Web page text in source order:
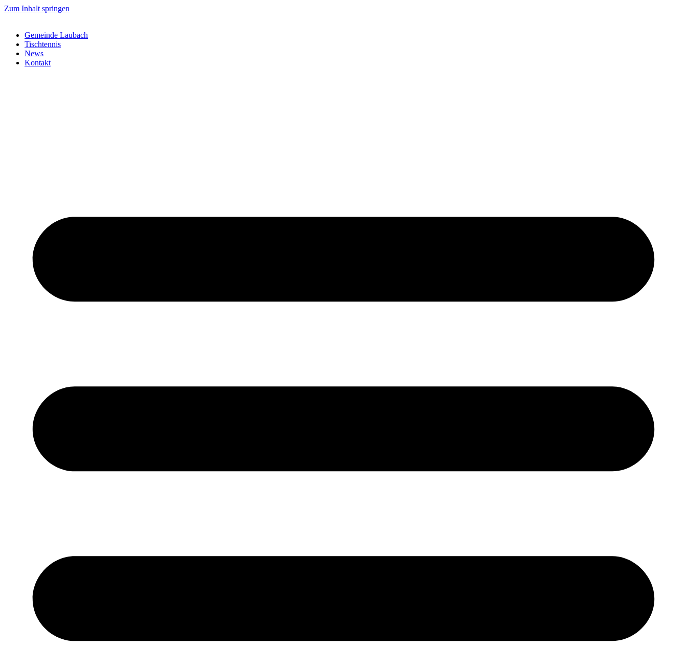
Zum Inhalt springen
Gemeinde Laubach
Tischtennis
News
Kontakt